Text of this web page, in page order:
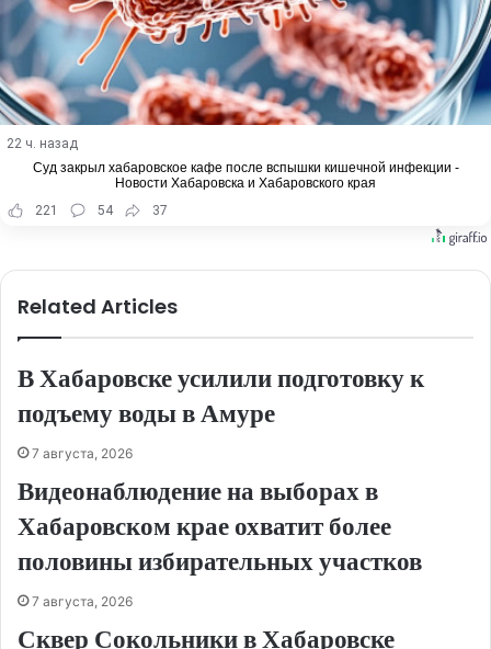
22 ч. назад
Суд закрыл хабаровское кафе после вспышки кишечной инфекции -
Новости Хабаровска и Хабаровского края
221
54 37
Related Articles
В Хабаровске усилили подготовку к
подъему воды в Амуре
7 августа, 2026
Видеонаблюдение на выборах в
Хабаровском крае охватит более
половины избирательных участков
7 августа, 2026
Сквер Сокольники в Хабаровске